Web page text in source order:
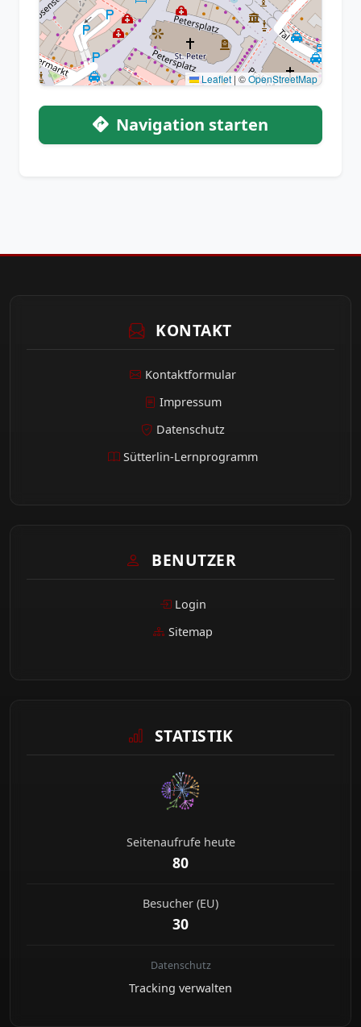
Leaflet| ©OpenStreetMap
Navigation starten
KONTAKT
Kontaktformular
Impressum
Datenschutz
Sütterlin-Lernprogramm
BENUTZER
Login
Sitemap
STATISTIK
Seitenaufrufe heute
80
Besucher (EU)
30
Datenschutz
Tracking verwalten